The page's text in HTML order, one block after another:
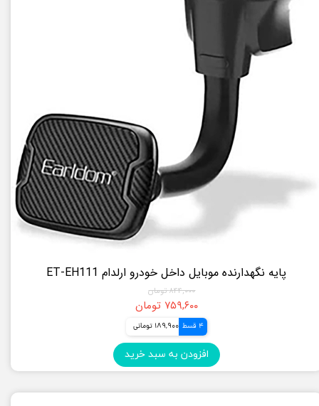
پایه نگهدارنده موبایل داخل خودرو ارلدام ET-EH111
۸۴۴,۰۰۰ تومان
۷۵۹,۶۰۰ تومان
4 قسط 189,900 تومانی
افزودن به سبد خرید